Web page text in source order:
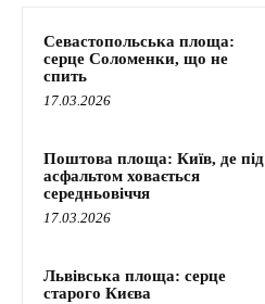
Севастопольська площа:
серце Соломенки, що не
спить
17.03.2026
Поштова площа: Київ, де під
асфальтом ховається
середньовіччя
17.03.2026
Львівська площа: серце
старого Києва